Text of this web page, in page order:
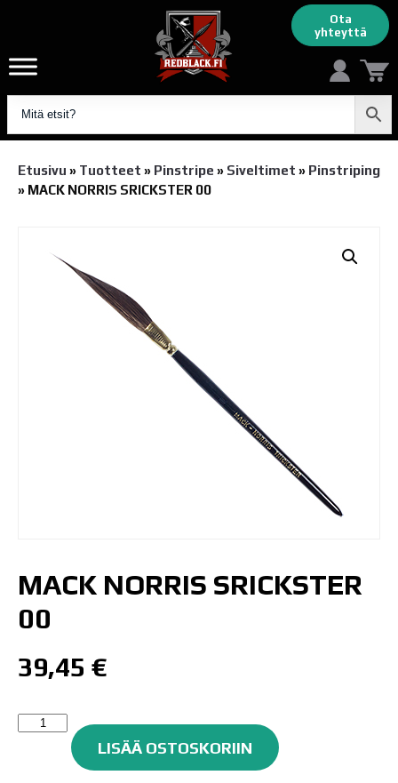
Ota
yhteyttä
Etusivu » Tuotteet » Pinstripe » Siveltimet » Pinstriping
» MACK NORRIS SRICKSTER 00
MACK NORRIS SRICKSTER
00
39,45 €
MACK
SRICKSTER
LISÄÄ OSTOSKORIIN